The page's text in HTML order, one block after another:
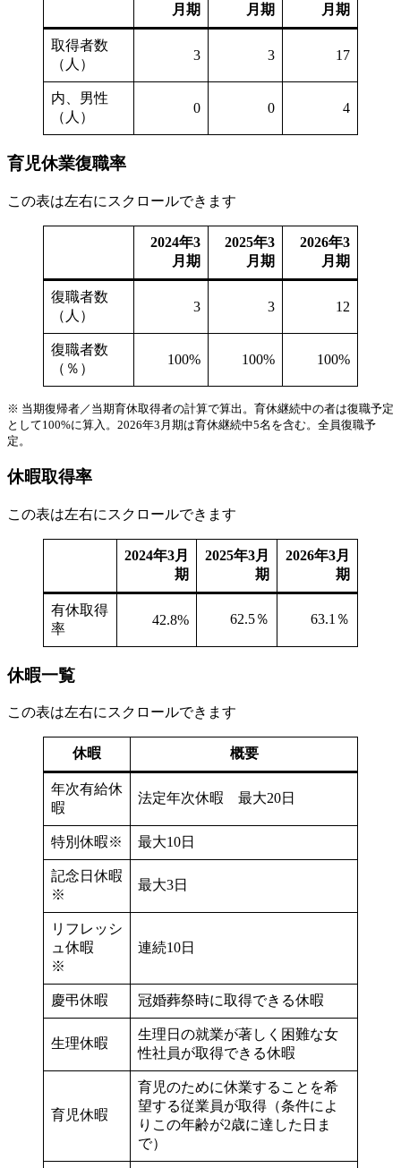
月期
月期
月期
取得者数
（人）
3 3 17
内、男性
（人）
0 0 4
育児休業復職率
この表は左右にスクロールできます
2024年3
月期
2025年3
月期
2026年3
月期
復職者数
（人）
3 3 12
復職者数
（％）
100% 100% 100%
※ 当期復帰者／当期育休取得者の計算で算出。育休継続中の者は復職予定
として100%に算入。2026年3月期は育休継続中5名を含む。全員復職予
定。
休暇取得率
この表は左右にスクロールできます
2024年3月
期
2025年3月
期
2026年3月
期
有休取得
率
42.8% 62.5％ 63.1％
休暇一覧
この表は左右にスクロールできます
休暇 概要
年次有給休
暇
法定年次休暇 最大20日
特別休暇※ 最大10日
記念日休暇
※
最大3日
リフレッシ
ュ休暇
※
連続10日
慶弔休暇 冠婚葬祭時に取得できる休暇
生理休暇
生理日の就業が著しく困難な女
性社員が取得できる休暇
育児休暇
育児のために休業することを希
望する従業員が取得（条件によ
りこの年齢が2歳に達した日ま
で）